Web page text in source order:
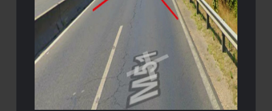
Nem ússzuk meg baleset nélkül a mai napot sem
Ilyet ritkán látni
Brutális baleset az S3-ason
Megdöbbentő jelenetek Zuglóban